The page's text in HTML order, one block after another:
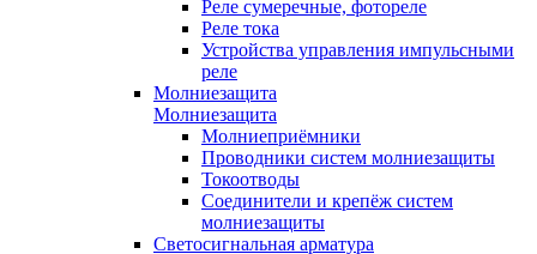
Реле сумеречные, фотореле
Реле тока
Устройства управления импульсными
реле
Молниезащита
Молниезащита
Молниеприёмники
Проводники систем молниезащиты
Токоотводы
Соединители и крепёж систем
молниезащиты
Светосигнальная арматура